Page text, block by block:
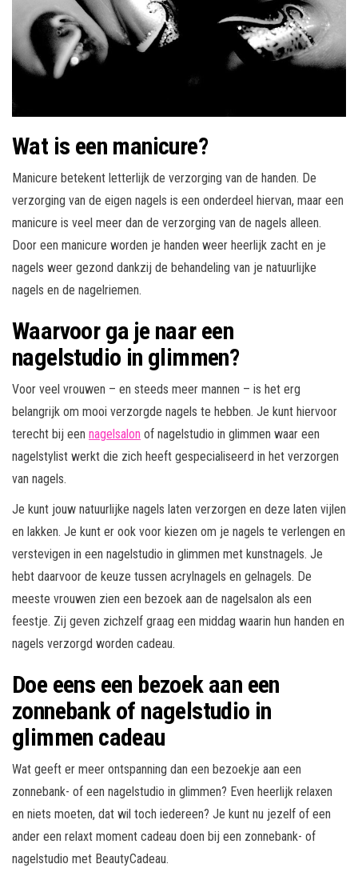
Wat is een manicure?
Manicure betekent letterlijk de verzorging van de handen. De
verzorging van de eigen nagels is een onderdeel hiervan, maar een
manicure is veel meer dan de verzorging van de nagels alleen.
Door een manicure worden je handen weer heerlijk zacht en je
nagels weer gezond dankzij de behandeling van je natuurlijke
nagels en de nagelriemen.
Waarvoor ga je naar een
nagelstudio in glimmen?
Voor veel vrouwen – en steeds meer mannen – is het erg
belangrijk om mooi verzorgde nagels te hebben. Je kunt hiervoor
terecht bij een nagelsalon of nagelstudio in glimmen waar een
nagelstylist werkt die zich heeft gespecialiseerd in het verzorgen
van nagels.
Je kunt jouw natuurlijke nagels laten verzorgen en deze laten vijlen
en lakken. Je kunt er ook voor kiezen om je nagels te verlengen en
verstevigen in een nagelstudio in glimmen met kunstnagels. Je
hebt daarvoor de keuze tussen acrylnagels en gelnagels. De
meeste vrouwen zien een bezoek aan de nagelsalon als een
feestje. Zij geven zichzelf graag een middag waarin hun handen en
nagels verzorgd worden cadeau.
Doe eens een bezoek aan een
zonnebank of nagelstudio in
glimmen cadeau
Wat geeft er meer ontspanning dan een bezoekje aan een
zonnebank- of een nagelstudio in glimmen? Even heerlijk relaxen
en niets moeten, dat wil toch iedereen? Je kunt nu jezelf of een
ander een relaxt moment cadeau doen bij een zonnebank- of
nagelstudio met BeautyCadeau.